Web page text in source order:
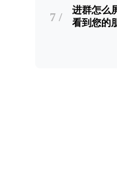
7 /
进群怎么
看到您的